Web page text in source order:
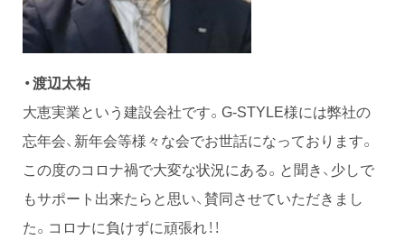
・渡辺太祐
大恵実業という建設会社です。G-STYLE様には弊社の
忘年会、新年会等様々な会でお世話になっております。
この度のコロナ禍で大変な状況にある。と聞き、少しで
もサポート出来たらと思い、賛同させていただきまし
た。コロナに負けずに頑張れ！！